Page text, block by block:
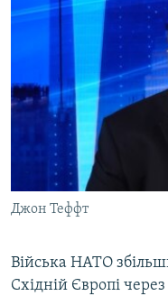
СПЕЦПРОЕКТИ
ВІДЕОУРОКИ «ELIFBE»
СВІДЧЕННЯ ОКУПАЦІЇ
УКРАЇНСЬКА ПРОБЛЕМА
ІНФОГРАФІКА
ЯК ОБІЙТИ
Русский
Qırımtatar
ДОЛУЧАЙСЯ!
Усі сайти RFE/RL
Джон Теффт
Війська НАТО
Східній Європі через